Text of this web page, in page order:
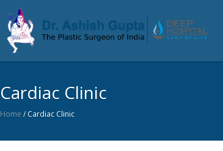
Cardiac Clinic
Home /Cardiac Clinic